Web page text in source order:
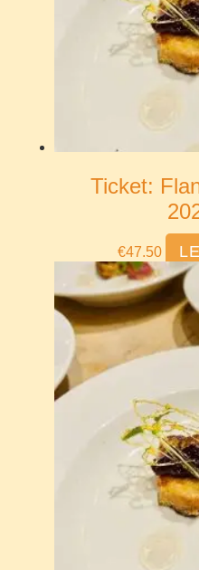
Ticket:
€47.50